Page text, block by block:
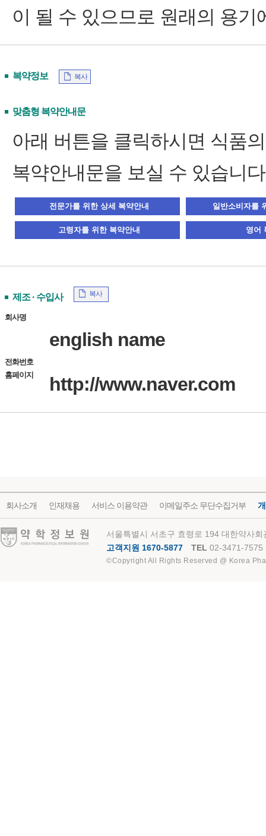
이 될 수 있으므로 원래의 용기
복약정보 복사
맞춤형 복약안내문
아래 버튼을 클릭하시면 식품
복약안내문을 보실 수 있습니
제조 · 수입사 복사
회사명
english name
전화번호
홈페이지
http://www.naver.com
회사소개 인재채용 서비스 이용약관 이메일주소 무단수집거부
약학정보원
서울특별시 서초구 효령로 194 대한약사
고객지원 1670-5877
TEL 02-3471-7575
©Copyright All Rights Reserved @ Korea